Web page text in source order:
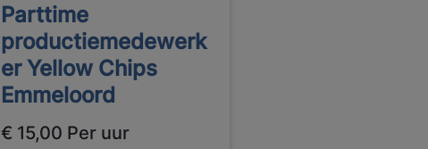
Parttime
productiemedewerk
er Yellow Chips
Emmeloord
€ 15,00 Per uur